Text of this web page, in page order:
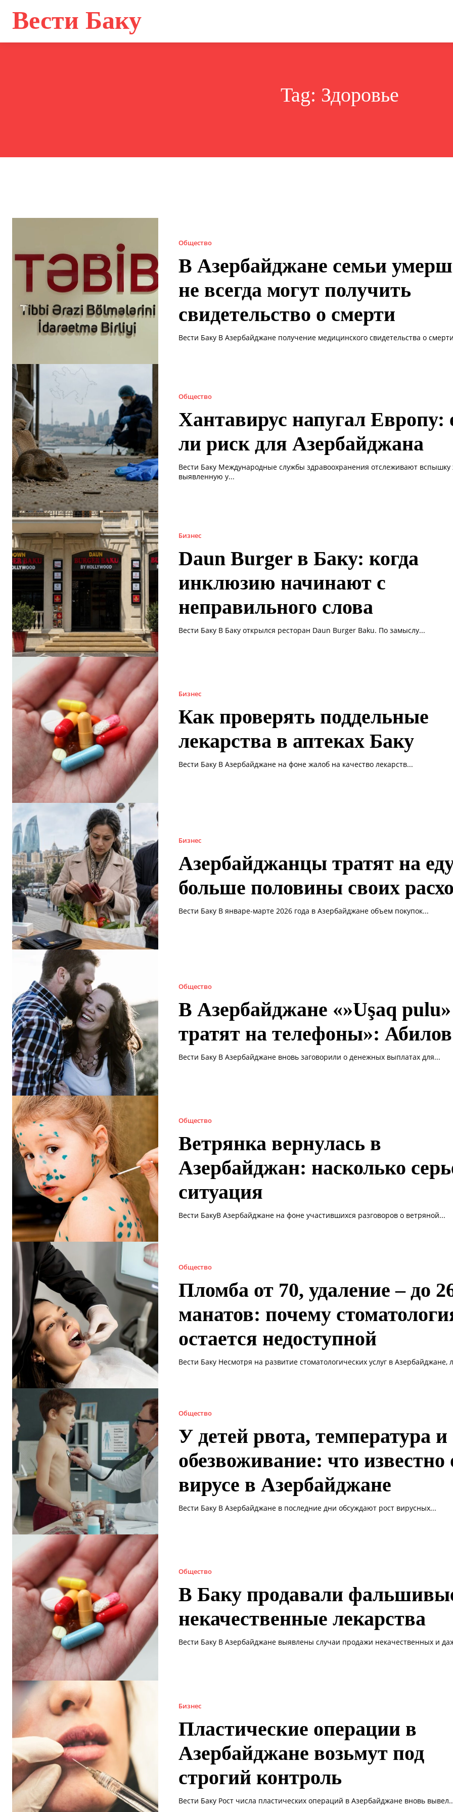
Вести Баку
Tag: Здоровье
Общество
В Азербайджане семьи
не всегда могут получить
свидетельство о смерти
Вести Баку В Азербайджане получение медицинского свидетельства о
Общество
Хантавирус напугал Европу:
ли риск для Азербайджана
Вести Баку Международные службы здравоохранения отслеживают вспышку
выявленную у...
Бизнес
Daun Burger в Баку: когда
инклюзию начинают с
неправильного слова
Вести Баку В Баку открылся ресторан Daun Burger Baku. По замыслу...
Бизнес
Как проверять поддельные
лекарства в аптеках Баку
Вести Баку В Азербайджане на фоне жалоб на качество лекарств...
Бизнес
Азербайджанцы тратят на
больше половины своих
Вести Баку В январе-марте 2026 года в Азербайджане объем покупок...
Общество
В Азербайджане «»Uşaq pulu»
тратят на телефоны»: Абилов
Вести Баку В Азербайджане вновь заговорили о денежных выплатах для...
Общество
Ветрянка вернулась в
Азербайджан: насколько
ситуация
Вести БакуВ Азербайджане на фоне участившихся разговоров о ветряной...
Общество
Пломба от 70, удаление – до
манатов: почему
остается недоступной
Вести Баку Несмотря на развитие стоматологических услуг в Азербайджане,
Общество
У детей рвота, температура и
обезвоживание: что известно
вирусе в Азербайджане
Вести Баку В Азербайджане в последние дни обсуждают рост вирусных...
Общество
В Баку продавали
некачественные лекарства
Вести Баку В Азербайджане выявлены случаи продажи некачественных и
Бизнес
Пластические операции в
Азербайджане возьмут под
строгий контроль
Вести Баку Рост числа пластических операций в Азербайджане вновь